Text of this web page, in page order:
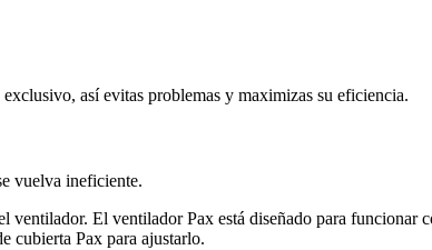
así evitas problemas y maximizas su eficiencia.
vuelva ineficiente.
ventilador. El ventilador Pax está diseñado para funcionar
cubierta Pax para ajustarlo.